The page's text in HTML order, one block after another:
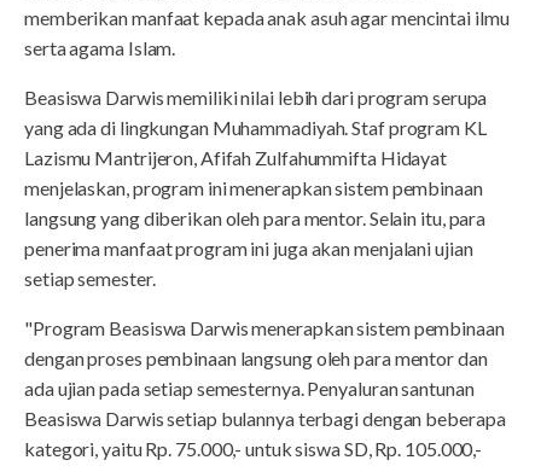
memberikan manfaat kepada anak asuh agar mencintai ilmu
serta agama Islam.
Beasiswa Darwis memiliki nilai lebih dari program serupa
yang ada di lingkungan Muhammadiyah. Staf program KL
Lazismu Mantrijeron, Afifah Zulfahummifta Hidayat
menjelaskan, program ini menerapkan sistem pembinaan
langsung yang diberikan oleh para mentor. Selain itu, para
penerima manfaat program ini juga akan menjalani ujian
setiap semester.
"Program Beasiswa Darwis menerapkan sistem pembinaan
dengan proses pembinaan langsung oleh para mentor dan
ada ujian pada setiap semesternya. Penyaluran santunan
Beasiswa Darwis setiap bulannya terbagi dengan beberapa
kategori, yaitu Rp. 75.000,- untuk siswa SD, Rp. 105.000,-